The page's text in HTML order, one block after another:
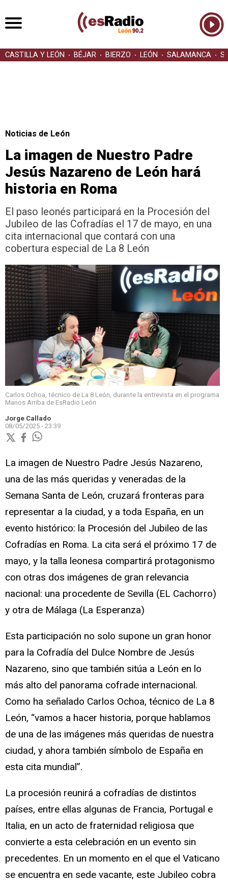
CASTILLA Y LEÓN BÉJAR BIERZO LEÓN SALAMANCA
Noticias de León
La imagen de Nuestro Padre
Jesús Nazareno de León hará
historia en Roma
El paso leonés participará en la Procesión del
Jubileo de las Cofradías el 17 de mayo, en una
cita internacional que contará con una
cobertura especial de La 8 León
Carlos Ochoa, técnico de La 8 León, durante la entrevista en el programa
Manos Arriba de EsRadio León
Jorge Callado
08/05/2025 - 23:39
La imagen de Nuestro Padre Jesús Nazareno,
una de las más queridas y veneradas de la
Semana Santa de León, cruzará fronteras para
representar a la ciudad, y a toda España, en un
evento histórico: la Procesión del Jubileo de las
Cofradías en Roma. La cita será el próximo 17 de
mayo, y la talla leonesa compartirá protagonismo
con otras dos imágenes de gran relevancia
nacional: una procedente de Sevilla (EL Cachorro)
y otra de Málaga (La Esperanza)
Esta participación no solo supone un gran honor
para la Cofradía del Dulce Nombre de Jesús
Nazareno, sino que también sitúa a León en lo
más alto del panorama cofrade internacional.
Como ha señalado Carlos Ochoa, técnico de La 8
León, “vamos a hacer historia, porque hablamos
de una de las imágenes más queridas de nuestra
ciudad, y ahora también símbolo de España en
esta cita mundial”.
La procesión reunirá a cofradías de distintos
países, entre ellas algunas de Francia, Portugal e
Italia, en un acto de fraternidad religiosa que
convierte a esta celebración en un evento sin
precedentes. En un momento en el que el Vaticano
se encuentra en sede vacante, este Jubileo cobra